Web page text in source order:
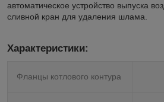
автоматическое устройство выпуска
сливной кран для удаления шлама.
Характеристики:
Фланцы котлового контура